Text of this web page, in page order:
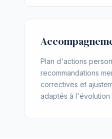
Plan d'actions
recommandations
correctives et
adaptés à l'évolution